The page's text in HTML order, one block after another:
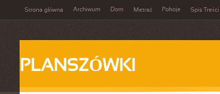
Strona główna Archiwum Dom Metraż Pokoje Spis Treści
PLANSZÓWKI